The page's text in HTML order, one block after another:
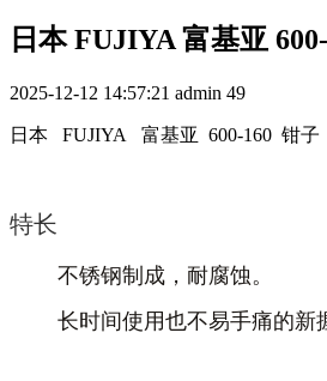
日本 FUJIYA 富基亚
2025-12-12 14:57:21 admin 49
日本 FUJIYA 富基亚 600-160 钳子
特长
不锈钢制成，耐腐蚀。
长时间使用也不易手痛的新